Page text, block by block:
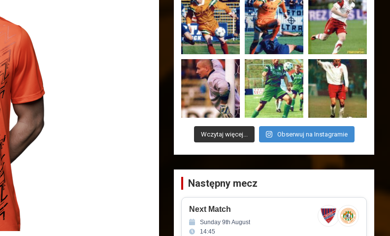
Wczytaj więcej... Obserwuj na Instagramie
Następny mecz
Next Match
Sunday 9th August
14:45